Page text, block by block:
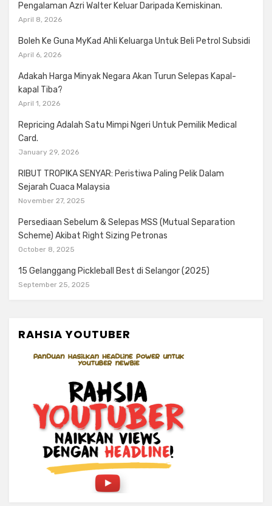
Pengalaman Azri Walter Keluar Daripada Kemiskinan.
April 8, 2026
Boleh Ke Guna MyKad Ahli Keluarga Untuk Beli Petrol Subsidi
April 6, 2026
Adakah Harga Minyak Negara Akan Turun Selepas Kapal-
kapal Tiba?
April 1, 2026
Repricing Adalah Satu Mimpi Ngeri Untuk Pemilik Medical
Card.
January 29, 2026
RIBUT TROPIKA SENYAR: Peristiwa Paling Pelik Dalam
Sejarah Cuaca Malaysia
November 27, 2025
Persediaan Sebelum & Selepas MSS (Mutual Separation
Scheme) Akibat Right Sizing Petronas
October 8, 2025
15 Gelanggang Pickleball Best di Selangor (2025)
September 25, 2025
RAHSIA YOUTUBER